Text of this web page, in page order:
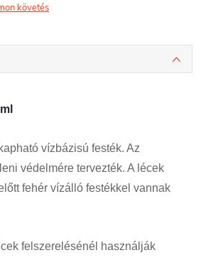
követés
vízbázisú festék. Az
védelmére tervezték. A lécek
fehér vízálló festékkel vannak
felszerelésénél használják